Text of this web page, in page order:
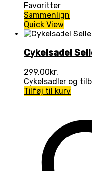
Favoritter
Sammenlign
Quick View
Cykelsadel
299,00kr.
Cykelsadler og
Tilføj til kurv